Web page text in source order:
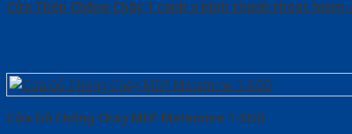
Cửa Thép Chống Cháy 1 canh o kinh thanh thoat hiem-
Cửa Gỗ Chống Cháy MDF Melamine 1-SGD